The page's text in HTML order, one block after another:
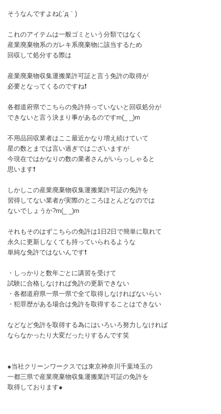
そうなんですよね(;´д｀)
これのアイテムは一般ゴミという分類ではなく
産業廃棄物系のガレキ系廃棄物に該当するため
回収して処分する際は
産業廃棄物収集運搬業許可証と言う免許の取得が
必要となってくるのですね❗
各都道府県でこちらの免許持っていないと回収処分が
できないと言う決まり事があるのですm(_ _)m
不用品回収業者はここ最近かなり増え続けていて
星の数とまでは言い過ぎではございますが
今現在ではかなりの数の業者さんがいらっしゃると
思います❗
しかしこの産業廃棄物収集運搬業許可証の免許を
習得してない業者が実際のところほとんどなのでは
ないでしょうか?m(_ _)m
それもそのはずこちらの免許は1日2日で簡単に取れて
永久に更新しなくても持っていられるような
単純な免許ではないんです❗
・しっかりと数年ごとに講習を受けて
試験に合格しなければ免許の更新できない
・各都道府県一県一県で全て取得しなければないらい
・犯罪歴がある場合は免許を取得することはできない
などなど免許を取得する為にはいろいろ努力しなければ
ならなかったり大変だったりするんです笑
●当社クリーンワークスでは東京神奈川千葉埼玉の
一都三県で産業廃棄物収集運搬業許可証の免許を
取得しております●